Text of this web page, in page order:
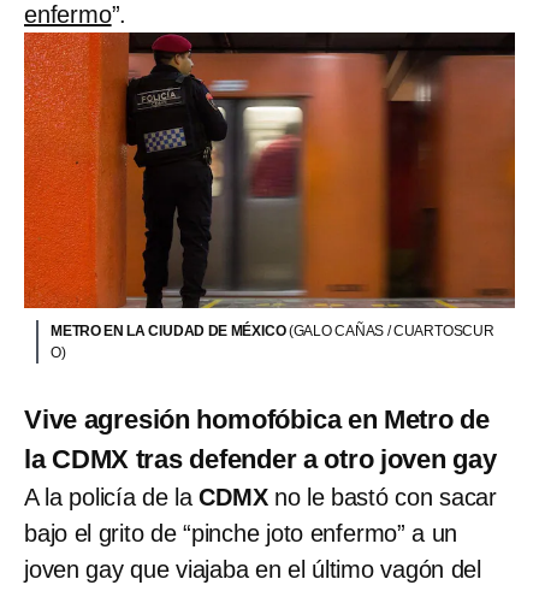
enfermo”.
METRO EN LA CIUDAD DE MÉXICO(GALO CAÑAS / CUARTOSCUR
O)
Vive agresión homofóbica en Metro de
la CDMX tras defender a otro joven gay
A la policía de laCDMXno le bastó con sacar
bajo el grito de “pinche joto enfermo” a un
joven gay que viajaba en el último vagón del